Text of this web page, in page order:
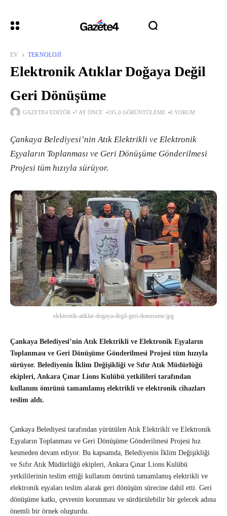
EV TEKNOLOJI
Elektronik Atıklar Doğaya Değil
Geri Dönüşüme
GAZETE4 EDITÖR 7 AY ÖNCE 195,0 GÖRÜNTÜLEME 0 YORUM
Çankaya Belediyesi’nin Atık Elektrikli ve Elektronik
Eşyaların Toplanması ve Geri Dönüşüme Gönderilmesi
Projesi tüm hızıyla sürüyor.
elektronik-atiklar-dogaya-degil-geri-donusume.jpg
Çankaya Belediyesi’nin Atık Elektrikli ve Elektronik Eşyaların
Toplanması ve Geri Dönüşüme Gönderilmesi Projesi tüm hızıyla
sürüyor. Belediyenin İklim Değişikliği ve Sıfır Atık Müdürlüğü
ekipleri, Ankara Çınar Lions Kulübü yetkilileri tarafından
kullanım ömrünü tamamlamış elektrikli ve elektronik cihazları
teslim aldı.
Çankaya Belediyesi tarafından yürütülen Atık Elektrikli ve Elektronik
Eşyaların Toplanması ve Geri Dönüşüme Gönderilmesi Projesi hız
kesmeden devam ediyor. Bu kapsamda, Belediyenin İklim Değişikliği
ve Sıfır Atık Müdürlüğü ekipleri, Ankara Çınar Lions Kulübü
yetkililerinin teslim ettiği kullanım ömrünü tamamlamış elektrikli ve
elektronik eşyaları teslim alarak geri dönüşüm sürecine dahil etti. Geri
dönüşüme katkı, çevrenin korunması ve sürdürülebilir bir gelecek adına
önemli bir örnek oluşturdu.